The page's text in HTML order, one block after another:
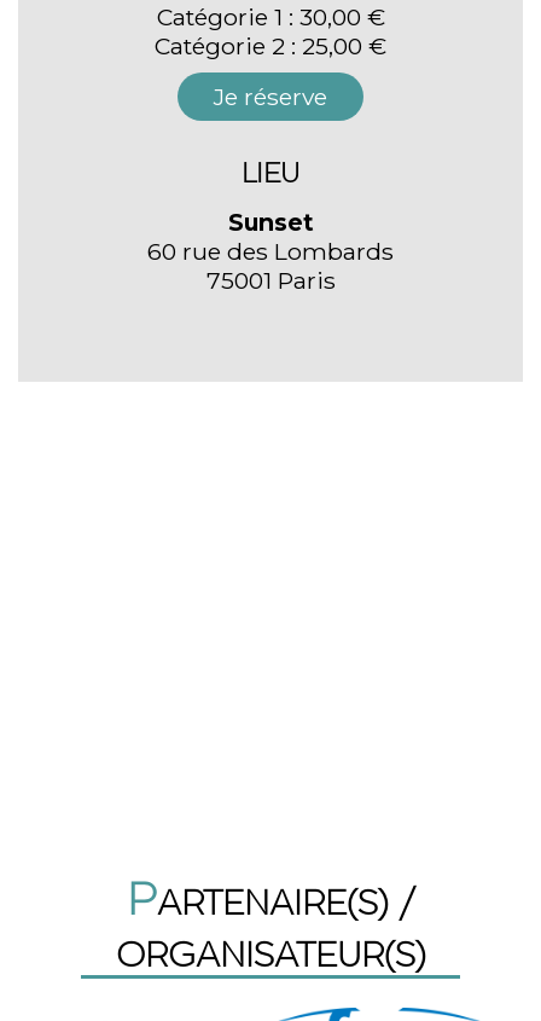
Catégorie 1 : 30,00 €
Catégorie 2 : 25,00 €
Je réserve
LIEU
Sunset
60 rue des Lombards
75001 Paris
PARTENAIRE(S) /
ORGANISATEUR(S)